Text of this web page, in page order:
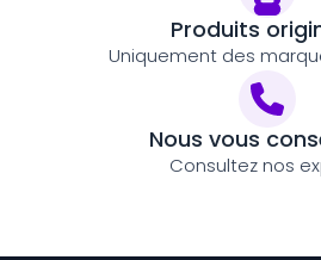
Produits
Uniquement des
Nous vous
Consultez nos